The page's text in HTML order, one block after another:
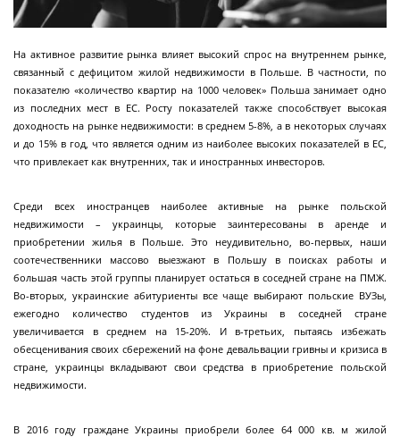
На активное развитие рынка влияет высокий спрос на внутреннем рынке,
связанный с дефицитом жилой недвижимости в Польше. В частности, по
показателю «количество квартир на 1000 человек» Польша занимает одно
из последних мест в ЕС. Росту показателей также способствует высокая
доходность на рынке недвижимости: в среднем 5-8%, а в некоторых случаях
и до 15% в год, что является одним из наиболее высоких показателей в ЕС,
что привлекает как внутренних, так и иностранных инвесторов.
Среди всех иностранцев наиболее активные на рынке польской
недвижимости – украинцы, которые заинтересованы в аренде и
приобретении жилья в Польше. Это неудивительно, во-первых, наши
соотечественники массово выезжают в Польшу в поисках работы и
большая часть этой группы планирует остаться в соседней стране на ПМЖ.
Во-вторых, украинские абитуриенты все чаще выбирают польские ВУЗы,
ежегодно количество студентов из Украины в соседней стране
увеличивается в среднем на 15-20%. И в-третьих, пытаясь избежать
обесценивания своих сбережений на фоне девальвации гривны и кризиса в
стране, украинцы вкладывают свои средства в приобретение польской
недвижимости.
В 2016 году граждане Украины приобрели более 64 000 кв. м жилой